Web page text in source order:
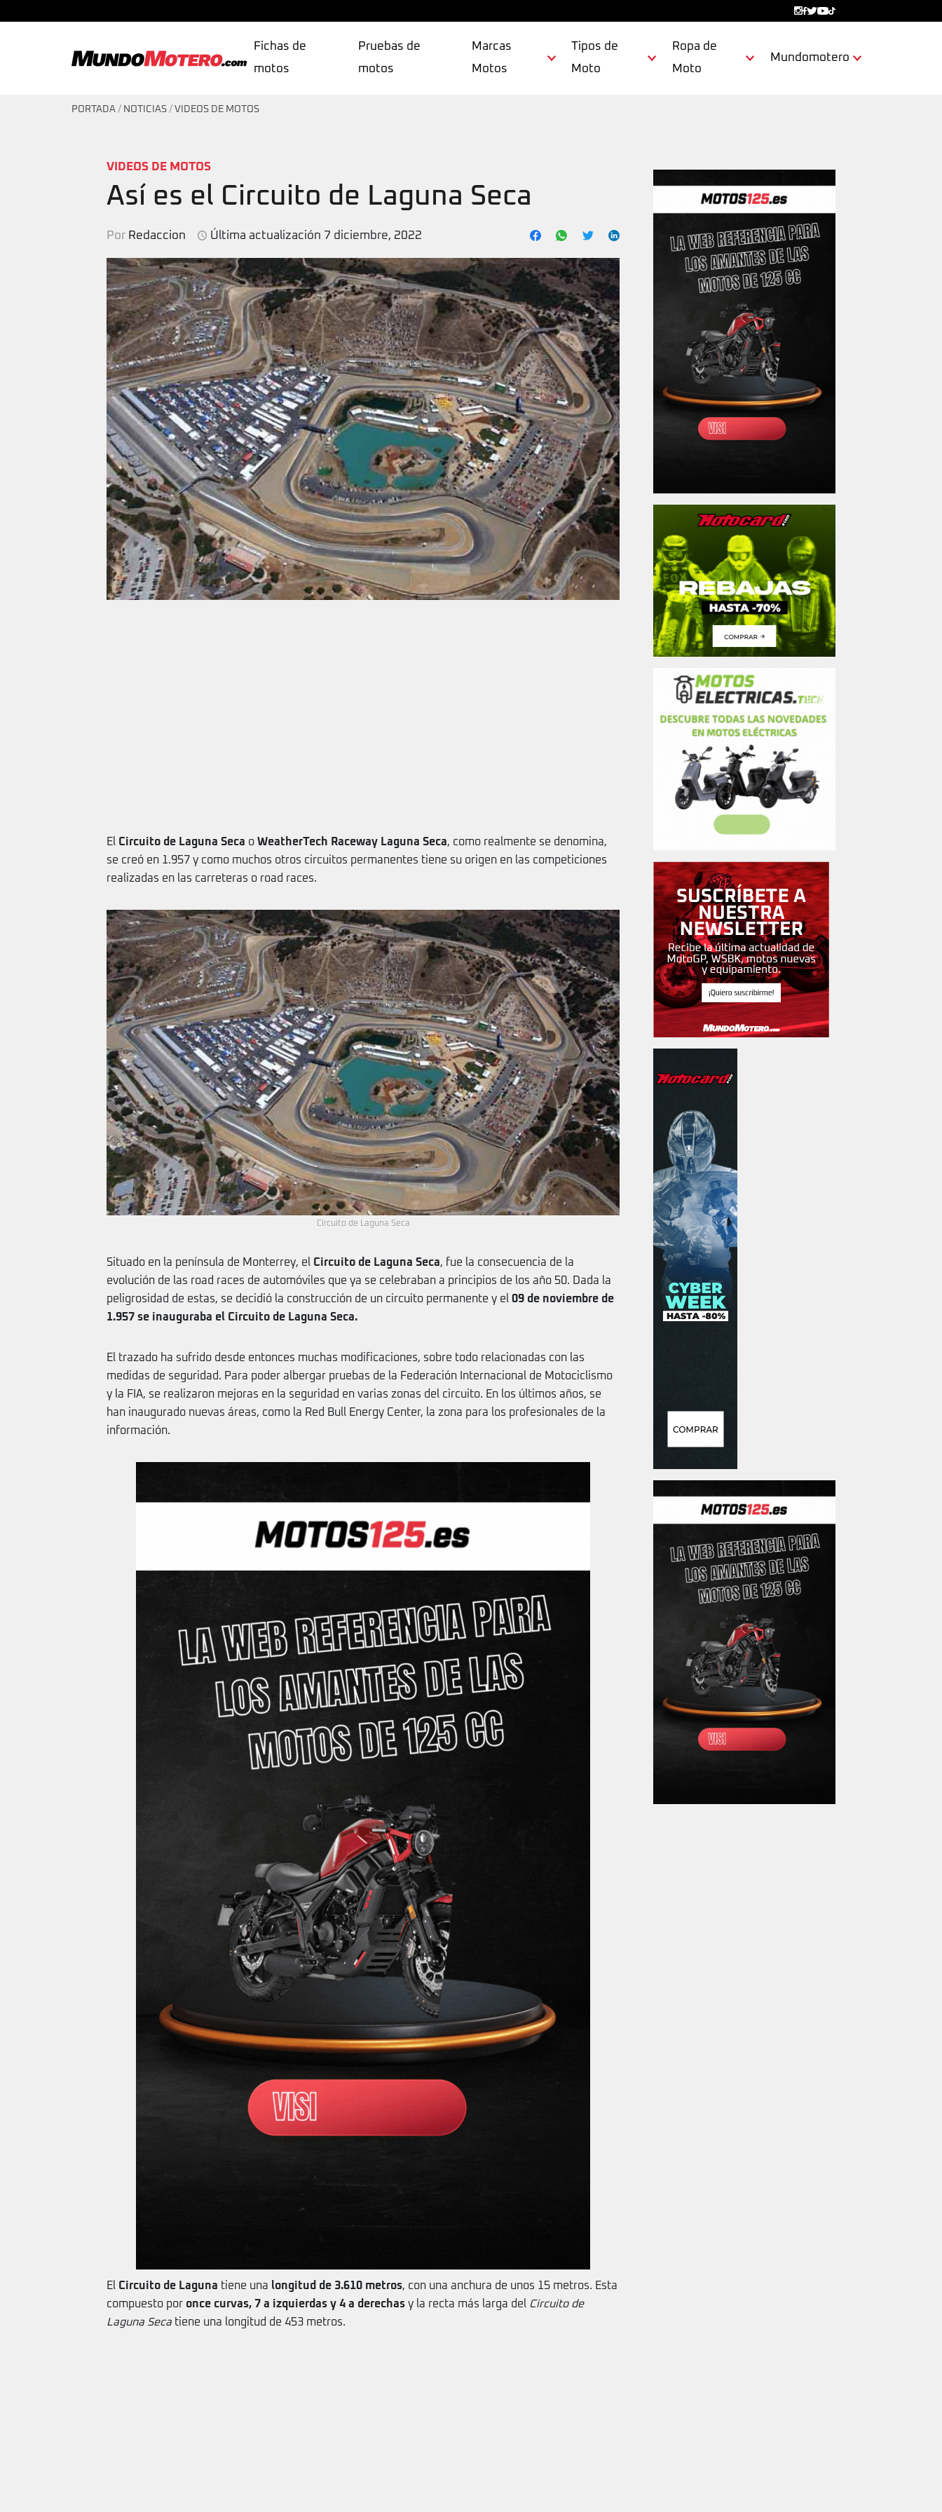
Fichas de
motos
Pruebas de
motos
Marcas
Motos
Tipos de
Moto
Ropa de
Moto
Mundomotero
PORTADA / NOTICIAS / VIDEOS DE MOTOS
VIDEOS DE MOTOS
Así es el Circuito de Laguna Seca
Por Redaccion Última actualización 7 diciembre, 2022
El Circuito de Laguna Seca o WeatherTech Raceway Laguna Seca, como realmente se denomina,
se creó en 1.957 y como muchos otros circuitos permanentes tiene su origen en las competiciones
realizadas en las carreteras o road races.
Circuito de Laguna Seca
Situado en la península de Monterrey, el Circuito de Laguna Seca, fue la consecuencia de la
evolución de las road races de automóviles que ya se celebraban a principios de los año 50. Dada la
peligrosidad de estas, se decidió la construcción de un circuito permanente y el 09 de noviembre de
1.957 se inauguraba el Circuito de Laguna Seca.
El trazado ha sufrido desde entonces muchas modificaciones, sobre todo relacionadas con las
medidas de seguridad. Para poder albergar pruebas de la Federación Internacional de Motociclismo
y la FIA, se realizaron mejoras en la seguridad en varias zonas del circuito. En los últimos años, se
han inaugurado nuevas áreas, como la Red Bull Energy Center, la zona para los profesionales de la
información.
El Circuito de Laguna tiene una longitud de 3.610 metros, con una anchura de unos 15 metros. Esta
compuesto por once curvas, 7 a izquierdas y 4 a derechas y la recta más larga del Circuito de
Laguna Seca tiene una longitud de 453 metros.